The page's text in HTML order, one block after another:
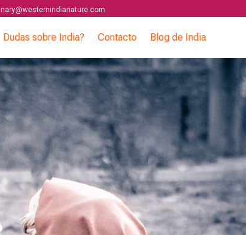
nary@westernindianature.com
Dudas sobre India? Contacto Blog de India